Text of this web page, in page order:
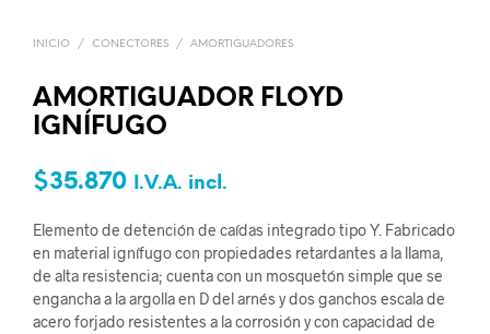
INICIO / CONECTORES / AMORTIGUADORES
AMORTIGUADOR FLOYD
IGNÍFUGO
$35.870 I.V.A. incl.
Elemento de detención de caídas integrado tipo Y. Fabricado
en material ignífugo con propiedades retardantes a la llama,
de alta resistencia; cuenta con un mosquetón simple que se
engancha a la argolla en D del arnés y dos ganchos escala de
acero forjado resistentes a la corrosión y con capacidad de